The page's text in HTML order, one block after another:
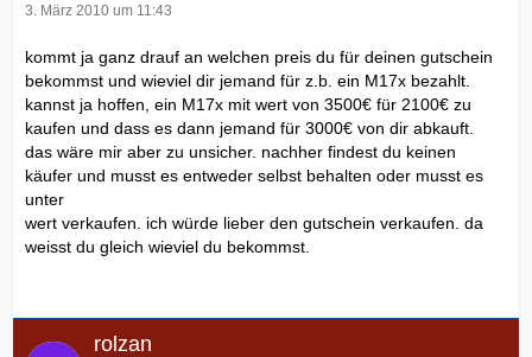
3. März 2010 um 11:43
kommt ja ganz drauf an welchen preis du für deinen gutschein
bekommst und wieviel dir jemand für z.b. ein M17x bezahlt.
kannst ja hoffen, ein M17x mit wert von 3500€ für 2100€ zu
kaufen und dass es dann jemand für 3000€ von dir abkauft.
das wäre mir aber zu unsicher. nachher findest du keinen
käufer und musst es entweder selbst behalten oder musst es
unter
wert verkaufen. ich würde lieber den gutschein verkaufen. da
weisst du gleich wieviel du bekommst.
rolzan